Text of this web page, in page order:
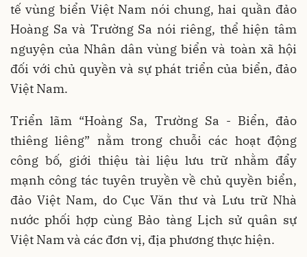
tế vùng biển Việt Nam nói chung, hai quần đảo
Hoàng Sa và Trường Sa nói riêng, thể hiện tâm
nguyện của Nhân dân vùng biển và toàn xã hội
đối với chủ quyền và sự phát triển của biển, đảo
Việt Nam.
Triển lãm “Hoàng Sa, Trường Sa - Biển, đảo
thiêng liêng” nằm trong chuỗi các hoạt động
công bố, giới thiệu tài liệu lưu trữ nhằm đẩy
mạnh công tác tuyên truyền về chủ quyền biển,
đảo Việt Nam, do Cục Văn thư và Lưu trữ Nhà
nước phối hợp cùng Bảo tàng Lịch sử quân sự
Việt Nam và các đơn vị, địa phương thực hiện.